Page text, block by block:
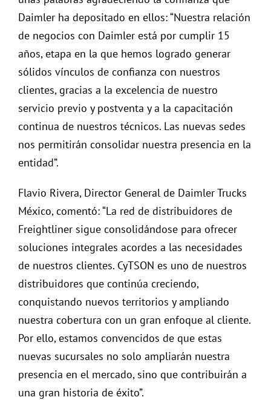
Daimler ha depositado en ellos: “Nuestra relación
de negocios con Daimler está por cumplir 15
años, etapa en la que hemos logrado generar
sólidos vínculos de confianza con nuestros
clientes, gracias a la excelencia de nuestro
servicio previo y postventa y a la capacitación
continua de nuestros técnicos. Las nuevas sedes
nos permitirán consolidar nuestra presencia en la
entidad”.
Flavio Rivera, Director General de Daimler Trucks
México, comentó: “La red de distribuidores de
Freightliner sigue consolidándose para ofrecer
soluciones integrales acordes a las necesidades
de nuestros clientes. CyTSON es uno de nuestros
distribuidores que continúa creciendo,
conquistando nuevos territorios y ampliando
nuestra cobertura con un gran enfoque al cliente.
Por ello, estamos convencidos de que estas
nuevas sucursales no solo ampliarán nuestra
presencia en el mercado, sino que contribuirán a
una gran historia de éxito”.